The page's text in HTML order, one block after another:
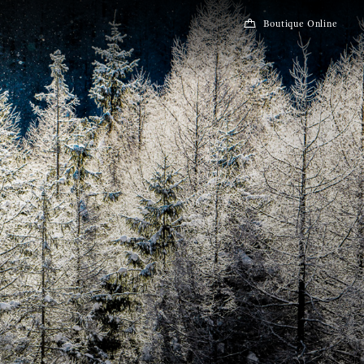
Boutique Online